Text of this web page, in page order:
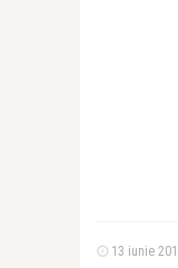
13 iunie